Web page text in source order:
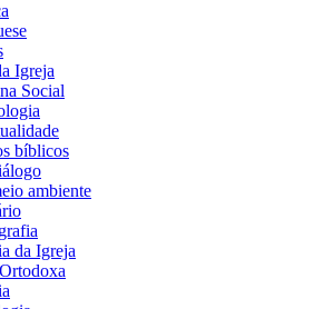
Igreja
Social
bíblicos
ambiente
da Igreja